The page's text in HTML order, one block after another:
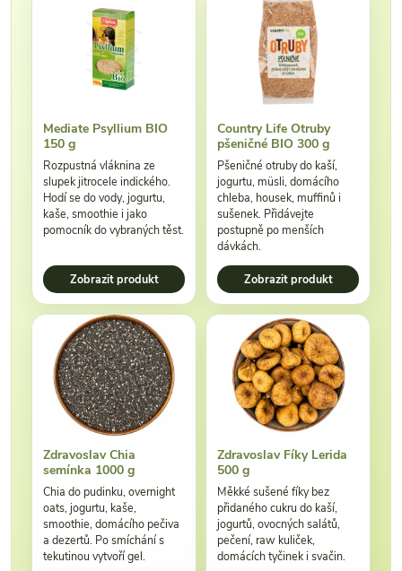
Mediate Psyllium BIO
150 g
Rozpustná vláknina ze
slupek jitrocele indického.
Hodí se do vody, jogurtu,
kaše, smoothie i jako
pomocník do vybraných těst.
Zobrazit produkt
Country Life Otruby
pšeničné BIO 300 g
Pšeničné otruby do kaší,
jogurtu, müsli, domácího
chleba, housek, muffinů i
sušenek. Přidávejte
postupně po menších
dávkách.
Zobrazit produkt
Zdravoslav Chia
semínka 1000 g
Chia do pudinku, overnight
oats, jogurtu, kaše,
smoothie, domácího pečiva
a dezertů. Po smíchání s
tekutinou vytvoří gel.
Zdravoslav Fíky Lerida
500 g
Měkké sušené fíky bez
přidaného cukru do kaší,
jogurtů, ovocných salátů,
pečení, raw kuliček,
domácích tyčinek i svačin.